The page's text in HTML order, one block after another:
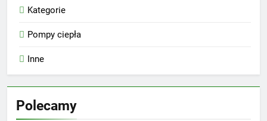
Kategorie
Pompy ciepła
Inne
Polecamy